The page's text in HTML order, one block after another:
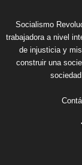
Socialismo
trabajadora a nivel
de injusticia y
construir una